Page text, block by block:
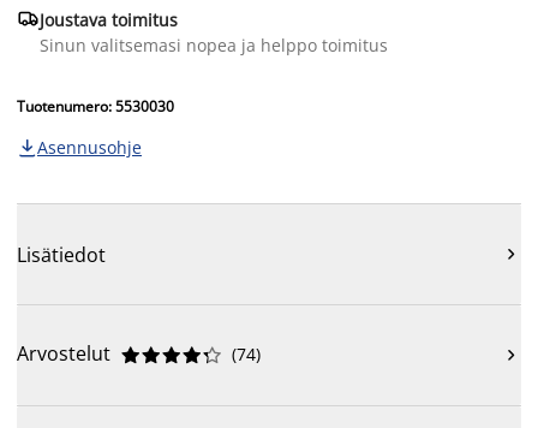
Joustava toimitus
Sinun valitsemasi nopea ja helppo toimitus
Tuotenumero: 5530030
 Asennusohje
Lisätiedot 
Arvostelut 




 (74) 